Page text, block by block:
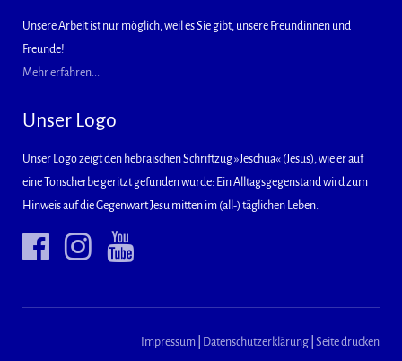
Unsere Arbeit ist nur möglich, weil es Sie gibt, unsere Freundinnen und
Freunde!
Mehr erfahren...
Unser Logo
Unser Logo zeigt den hebräischen Schriftzug »Jeschua« (Jesus), wie er auf
eine Tonscherbe geritzt gefunden wurde: Ein Alltagsgegenstand wird zum
Hinweis auf die Gegenwart Jesu mitten im (all-) täglichen Leben.
Impressum Datenschutzerklärung Seite drucken